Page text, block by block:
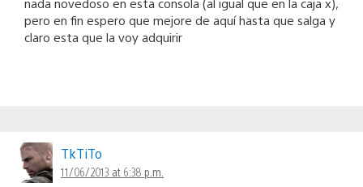
pero en fin espero que mejore de aquí hasta que salga y
claro esta que la voy adquirir
TkTiTo
11/06/2013 at 6:38 p.m.